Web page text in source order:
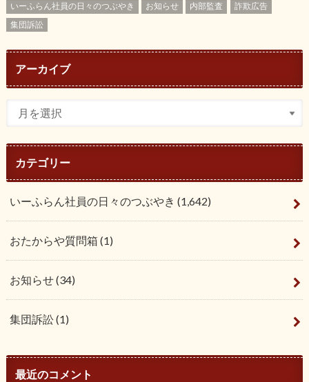
いーふらん社員の日々のつぶやき お知らせ 内部監査
詐欺広告
集団訴訟
アーカイブ
カテゴリー
いーふらん社員の日々のつぶやき (1,642)
おたからや質問箱 (1)
お知らせ(34)
集団訴訟(1)
最近のコメント